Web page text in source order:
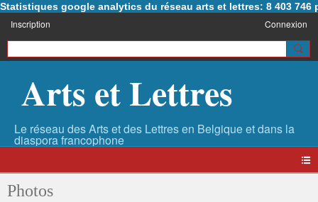
Statistiques google analytics du réseau arts et lettres: 8 403 746
Inscription Connexion
Arts et Lettres
Photos